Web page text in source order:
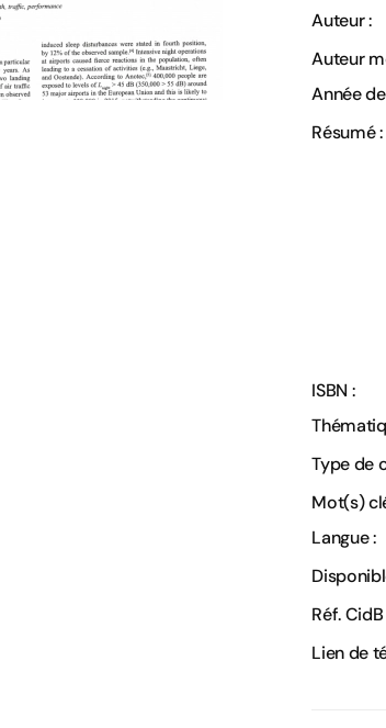
Auteur :
Auteur
Année
Résumé :
ISBN :
Type de
Mot(s)
Langue :
Réf. CidB
Lien de